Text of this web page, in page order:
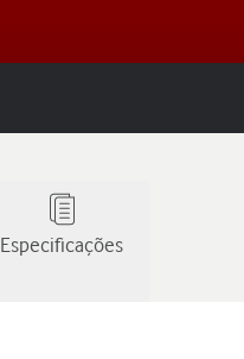
Especificações